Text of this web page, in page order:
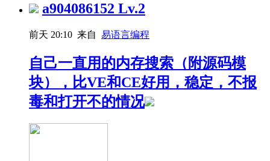
a904086152 Lv.2
前天 20:10 来自 易语言编程
自己一直用的内存搜索（附源码模
块），比VE和CE好用，稳定，不报
毒和打开不的情况